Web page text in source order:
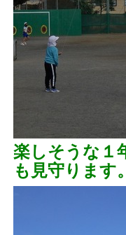
楽しそうな１
も見守ります。